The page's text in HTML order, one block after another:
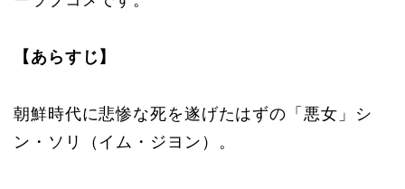
【あらすじ】
朝鮮時代に悲惨な死を遂げたはずの「悪女」シ
ン・ソリ（イム・ジヨン）。